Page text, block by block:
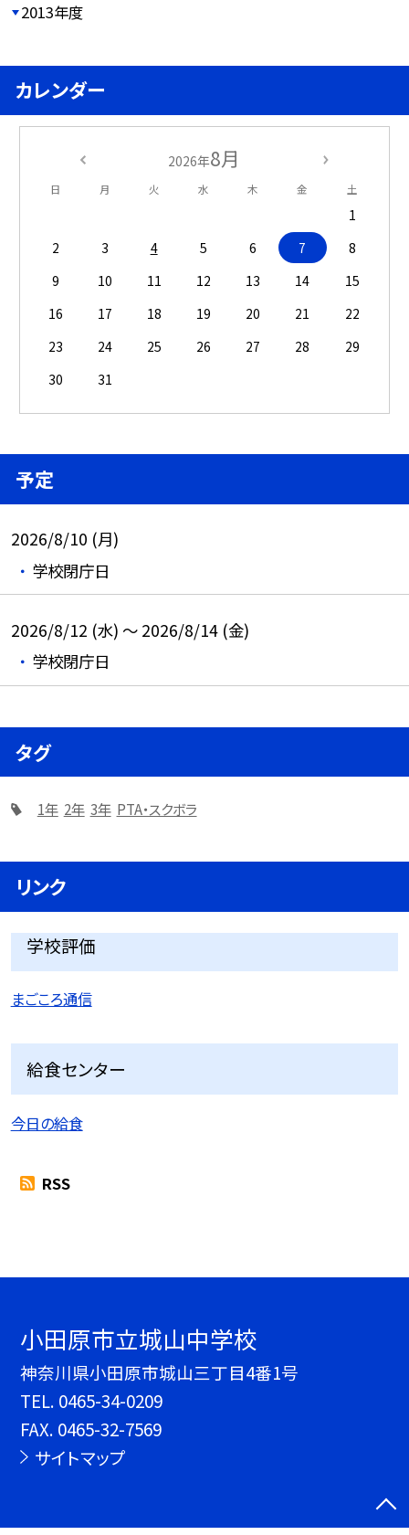
2013年度
カレンダー
2026年8月
日 月 火 水 木 金 土
1
2
3 4 5 6 7
8
9
10 11 12 13 14
15
16
17 18 19 20 21
22
23
24 25 26 27 28
29
30
31
予定
2026/8/10 (月)
学校閉庁日
2026/8/12 (水) ～ 2026/8/14 (金)
学校閉庁日
タグ
1年 2年 3年 PTA・スクボラ
リンク
学校評価
まごころ通信
給食センター
今日の給食
RSS
小田原市立城山中学校
神奈川県小田原市城山三丁目4番1号
TEL. 0465-34-0209
FAX. 0465-32-7569
サイトマップ